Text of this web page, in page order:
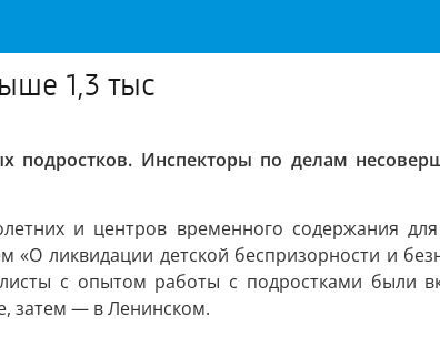
1,3 тыс
Инспекторы по делам
и центров временного содержания
ликвидации детской беспризорности и
с опытом работы с подростками были
затем — в Ленинском.